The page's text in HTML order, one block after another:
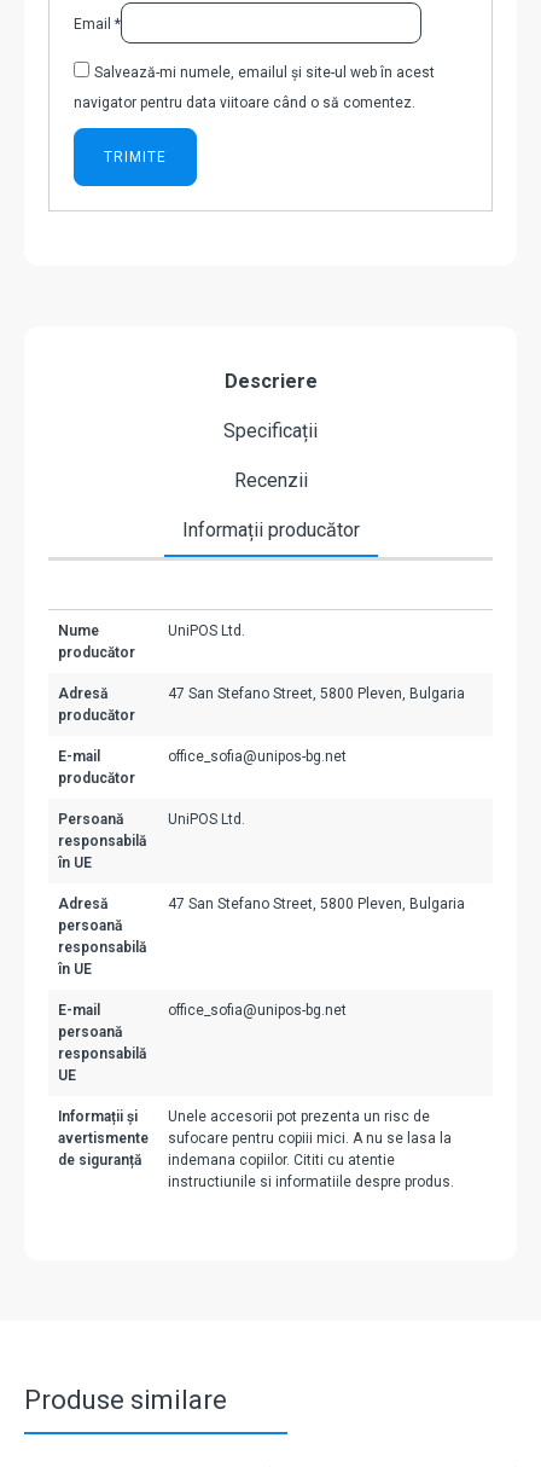
Email *
Salvează-mi numele, emailul și site-ul web în acest
navigator pentru data viitoare când o să comentez.
Descriere
Specificații
Recenzii
Informații producător
Nume
producător
UniPOS Ltd.
Adresă
producător
47 San Stefano Street, 5800 Pleven, Bulgaria
E-mail
producător
office_sofia@unipos-bg.net
Persoană
responsabilă
în UE
UniPOS Ltd.
Adresă
persoană
responsabilă
în UE
47 San Stefano Street, 5800 Pleven, Bulgaria
E-mail
persoană
responsabilă
UE
office_sofia@unipos-bg.net
Informații și
avertismente
de siguranță
Unele accesorii pot prezenta un risc de
sufocare pentru copiii mici. A nu se lasa la
indemana copiilor. Cititi cu atentie
instructiunile si informatiile despre produs.
Produse similare